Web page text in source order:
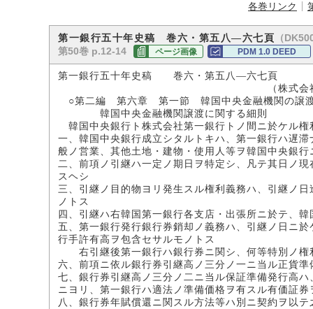
各巻リンク
第一銀行五十年史稿 巻六・第五八―六七頁
（
第50巻 p.12-14
ページ画像 PDM 1.0 DEED
第一銀行五十年史稿 巻六・第五八―六七頁
（株式会社第一銀
○第二編 第六章 第一節 韓国中央金融機関の譲
韓国中央金融機関譲渡に関する細則
韓国中央銀行ト株式会社第一銀行トノ間ニ於ケル
一、韓国中央銀行成立シタルトキハ、第一銀行ハ遅
般ノ営業、其他土地・建物・使用人等ヲ韓国中央銀行
二、前項ノ引継ハ一定ノ期日ヲ特定シ、凡テ其日ノ
スヘシ
三、引継ノ目的物ヨリ発生スル権利義務ハ、引継ノ
ノトス
四、引継ハ右韓国第一銀行各支店・出張所ニ於テ、
五、第一銀行発行銀行券銷却ノ義務ハ、引継ノ日ニ
行手許有高ヲ包含セサルモノトス
右引継後第一銀行ハ銀行券ニ関シ、何等特別ノ権
六、前項ニ依ル銀行券引継高ノ三分ノ一ニ当ル正貨
七、銀行券引継高ノ三分ノ二ニ当ル保証準備発行高
ニヨリ、第一銀行ハ適法ノ準備価格ヲ有スル有価証
八、銀行券年賦償還ニ関スル方法等ハ別ニ契約ヲ以